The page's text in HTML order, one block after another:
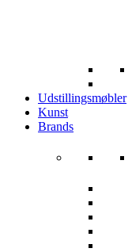
Udstillingsmøbler
Kunst
Brands